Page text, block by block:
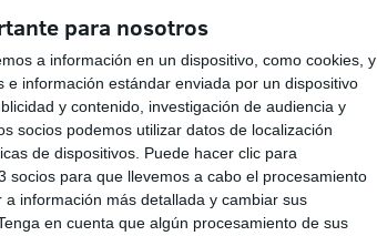
para nosotros
a información en un dispositivo, como cookies, y
información estándar enviada por un dispositivo
y contenido, investigación de audiencia y
socios podemos utilizar datos de localización
de dispositivos. Puede hacer clic para
para que llevemos a cabo el procesamiento
información más detallada y cambiar sus
en cuenta que algún procesamiento de sus